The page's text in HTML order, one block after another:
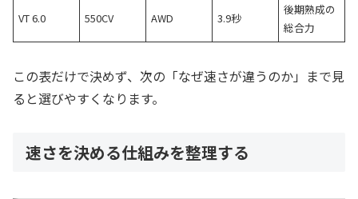
VT 6.0 550CV AWD 3.9秒
後期熟成の
総合力
この表だけで決めず、次の「なぜ速さが違うのか」まで見
ると選びやすくなります。
速さを決める仕組みを整理する